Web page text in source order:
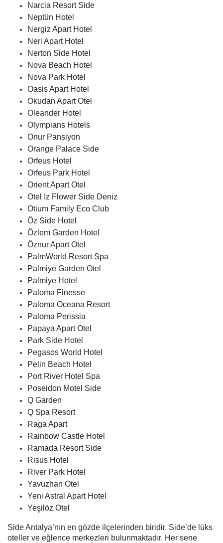
Narcia Resort Side
Neptün Hotel
Nergiz Apart Hotel
Neri Apart Hotel
Nerton Side Hotel
Nova Beach Hotel
Nova Park Hotel
Oasis Apart Hotel
Okudan Apart Otel
Oleander Hotel
Olympians Hotels
Onur Pansiyon
Orange Palace Side
Orfeus Hotel
Orfeus Park Hotel
Orient Apart Otel
Otel Iz Flower Side Deniz
Otium Family Eco Club
Öz Side Hotel
Özlem Garden Hotel
Öznur Apart Otel
PalmWorld Resort Spa
Palmiye Garden Otel
Palmiye Hotel
Paloma Finesse
Paloma Oceana Resort
Paloma Perissia
Papaya Apart Otel
Park Side Hotel
Pegasos World Hotel
Pelin Beach Hotel
Port River Hotel Spa
Poseidon Motel Side
Q Garden
Q Spa Resort
Raga Apart
Rainbow Castle Hotel
Ramada Resort Side
Risus Hotel
River Park Hotel
Yavuzhan Otel
Yeni Astral Apart Hotel
Yeşilöz Otel
Side Antalya’nın en gözde ilçelerinden biridir. Side’de lüks
oteller ve eğlence merkezleri bulunmaktadır. Her sene